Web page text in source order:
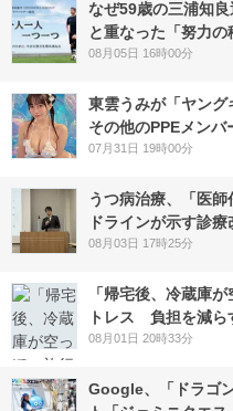
なぜ59歳の三浦知
と重なった「努力の
08月05日 16時00分
東雲うみが「ヤング
その他のPPEメンバ
07月31日 19時00分
うつ病治療、「医
ドラインが示す診療
08月03日 17時25分
「帰宅後、冷蔵庫
トレス 負担を減ら
08月01日 20時33分
Google、「ドラゴ